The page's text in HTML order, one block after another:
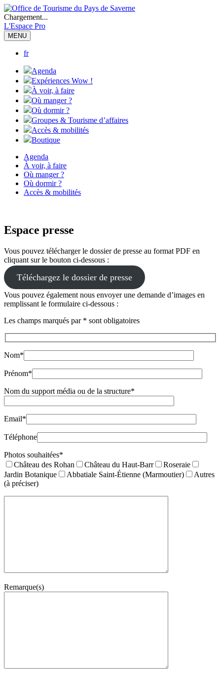
Chargement...
L'Espace Pro
MENU
fr
Agenda
Expériences Wow !
À voir, à faire
Où manger ?
Où dormir ?
Groupes & Tourisme d’affaires
Accès & mobilités
Boutique
Agenda
À voir, à faire
Où manger ?
Où dormir ?
Accès & mobilités
Espace presse
Vous pouvez télécharger le dossier de presse au format PDF en
cliquant sur le bouton ci-dessous :
Téléchargez le dossier de presse
Vous pouvez également nous envoyer une demande d’images en
remplissant le formulaire ci-dessous :
Les champs marqués par * sont obligatoires
Nom*
Prénom*
Nom du support média ou de la structure*
Email*
Téléphone
Photos souhaitées*
Château des Rohan
Château du Haut-Barr
Roseraie
Jardin Botanique
Abbatiale Saint-Étienne (Marmoutier)
Autres
(à préciser)
Remarque(s)